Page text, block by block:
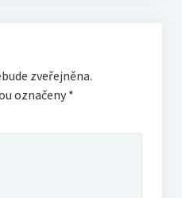
zveřejněna.
označeny *